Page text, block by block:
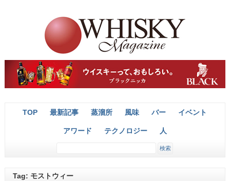
TOP 最新記事 蒸溜所 風味 バー イベント
アワード テクノロジー 人
Tag: モストウィー